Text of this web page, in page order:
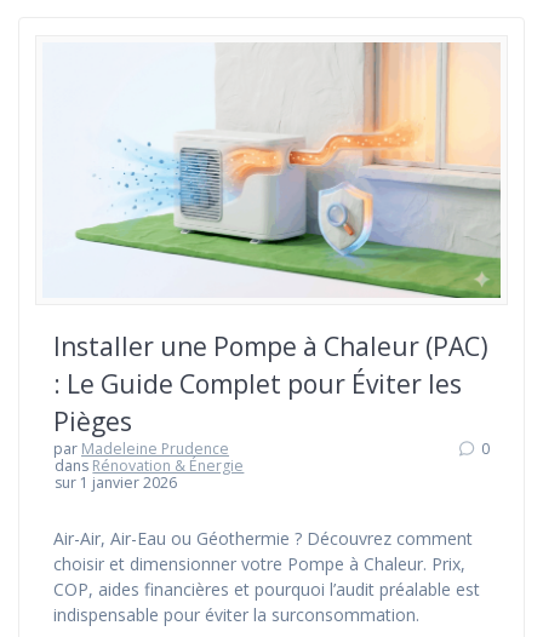
Installer une Pompe à Chaleur (PAC)
: Le Guide Complet pour Éviter les
Pièges
par Madeleine Prudence
dans Rénovation & Énergie
sur 1 janvier 2026
0
Air-Air, Air-Eau ou Géothermie ? Découvrez comment
choisir et dimensionner votre Pompe à Chaleur. Prix,
COP, aides financières et pourquoi l’audit préalable est
indispensable pour éviter la surconsommation.